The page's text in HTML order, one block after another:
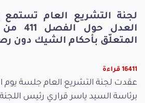
لجنة التشريع العام تستمع
العدل
المتعلّق بأحكام الشيك دون
16411 قراءة
برئاسة السيد ياسر قراري رئيس